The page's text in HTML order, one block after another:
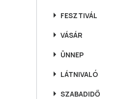
FESZTIVÁL
VÁSÁR
ÜNNEP
LÁTNIVALÓ
SZABADIDŐ